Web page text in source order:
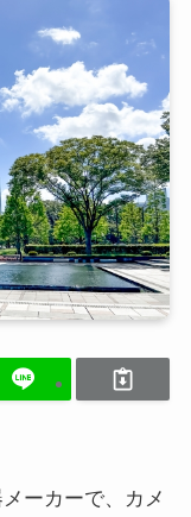
ーカーで、カメ